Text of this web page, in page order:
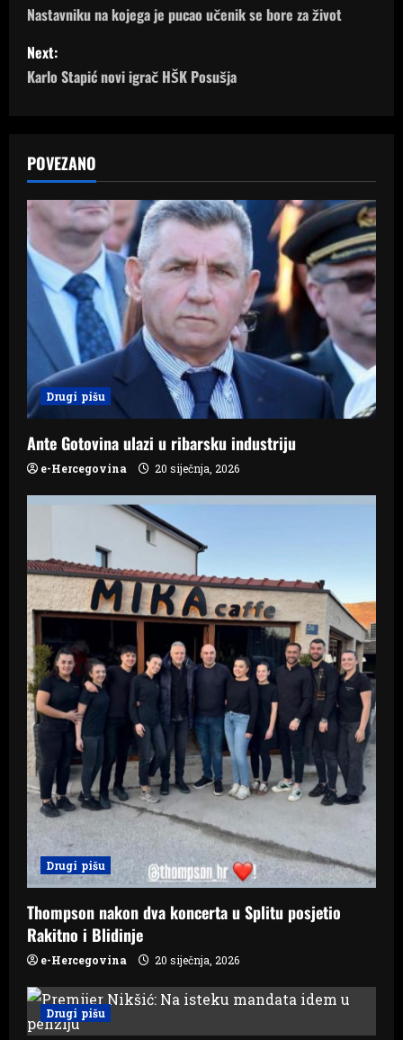
o
s
t
a
v
i
g
a
i
o
n
Nastavniku na kojega je pucao učenik se bore za život
Next:
Karlo Stapić novi igrač HŠK Posušja
POVEZANO
Drugi pišu
Ante Gotovina ulazi u ribarsku industriju
e-Hercegovina 20 siječnja, 2026
Drugi pišu
Thompson nakon dva koncerta u Splitu posjetio
Rakitno i Blidinje
e-Hercegovina 20 siječnja, 2026
Drugi pišu